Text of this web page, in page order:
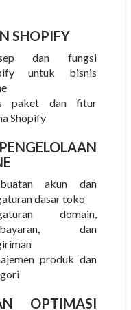
SHOPIFY
dan fungsi
untuk bisnis
paket dan fitur
Shopify
akun dan
dasar toko
domain,
dan
produk dan
OPTIMASI